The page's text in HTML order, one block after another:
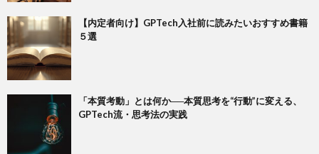
【内定者向け】GPTech入社前に読みたいおすすめ書籍
５選
「本質考動」とは何か──本質思考を“行動”に変える、
GPTech流・思考法の実践